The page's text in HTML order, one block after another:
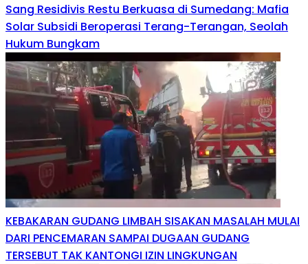
Sang Residivis Restu Berkuasa di Sumedang: Mafia
Solar Subsidi Beroperasi Terang-Terangan, Seolah
Hukum Bungkam
KEBAKARAN GUDANG LIMBAH SISAKAN MASALAH MULAI
DARI PENCEMARAN SAMPAI DUGAAN GUDANG
TERSEBUT TAK KANTONGI IZIN LINGKUNGAN